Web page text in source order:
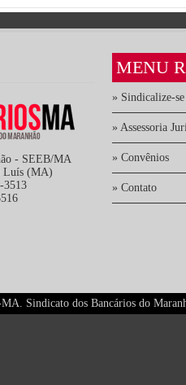
- SEEB/MA
Luís (MA)
3513
MENU
» Sindicalize-se
» Assessoria
» Convênios
» Contato
Sindicato dos Bancários do